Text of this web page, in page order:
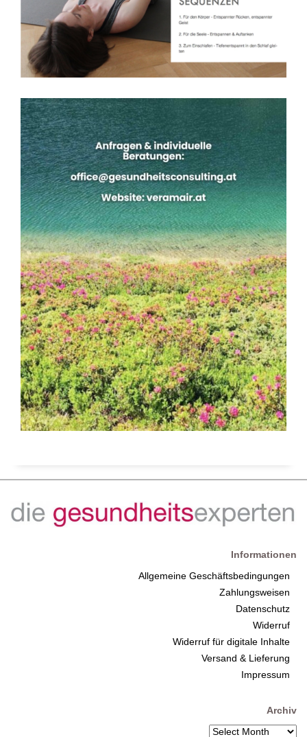
Informationen
Allgemeine Geschäftsbedingungen
Zahlungsweisen
Datenschutz
Widerruf
Widerruf für digitale Inhalte
Versand & Lieferung
Impressum
Archiv